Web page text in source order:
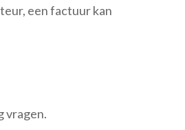
een factuur kan
vragen.